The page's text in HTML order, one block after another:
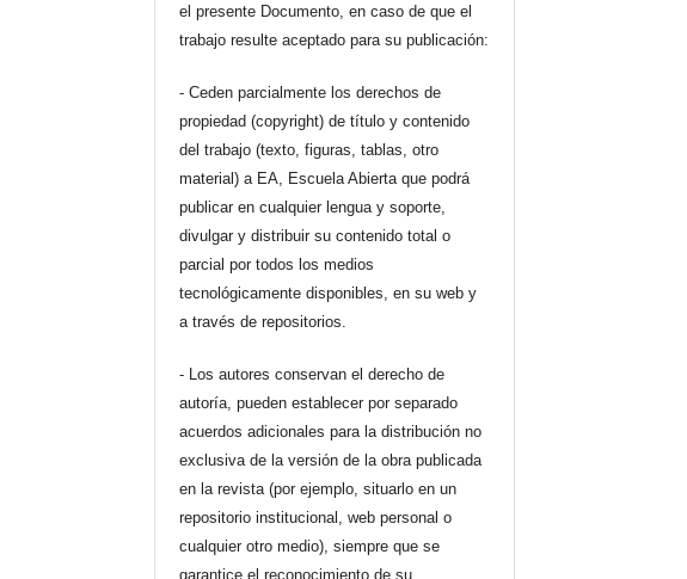
el presente Documento, en caso de que el
trabajo resulte aceptado para su publicación:
- Ceden parcialmente los derechos de
propiedad (copyright) de título y contenido
del trabajo (texto, figuras, tablas, otro
material) a EA, Escuela Abierta que podrá
publicar en cualquier lengua y soporte,
divulgar y distribuir su contenido total o
parcial por todos los medios
tecnológicamente disponibles, en su web y
a través de repositorios.
- Los autores conservan el derecho de
autoría, pueden establecer por separado
acuerdos adicionales para la distribución no
exclusiva de la versión de la obra publicada
en la revista (por ejemplo, situarlo en un
repositorio institucional, web personal o
cualquier otro medio), siempre que se
garantice el reconocimiento de su